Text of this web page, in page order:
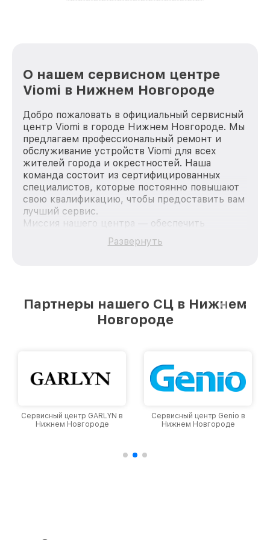
О нашем сервисном центре
Viomi в Нижнем Новгороде
Добро пожаловать в официальный сервисный
центр Viomi в городе Нижнем Новгороде. Мы
предлагаем профессиональный ремонт и
обслуживание устройств Viomi для всех
жителей города и окрестностей. Наша
команда состоит из сертифицированных
специалистов, которые постоянно повышают
свою квалификацию, чтобы предоставить вам
лучший сервис.
Миссия нашего центра — обеспечить
качественный и доступный ремонт для
каждого пользователя продукции Viomi, вне
лучшим сервисным центром Viomi в городе
Нижнем Новгороде, постоянно повышая
Развернуть
Партнеры нашего СЦ в Нижнем
Новгороде
Сервисный центр GARLYN в
Нижнем Новгороде
Сервисный центр Genio в
Нижнем Новгороде